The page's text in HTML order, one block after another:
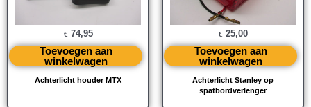
Achterlicht houder MTX
€ 74,95
Toevoegen aan
winkelwagen
Achterlicht Stanley op
spatbordverlenger
€ 25,00
Toevoegen aan
winkelwagen